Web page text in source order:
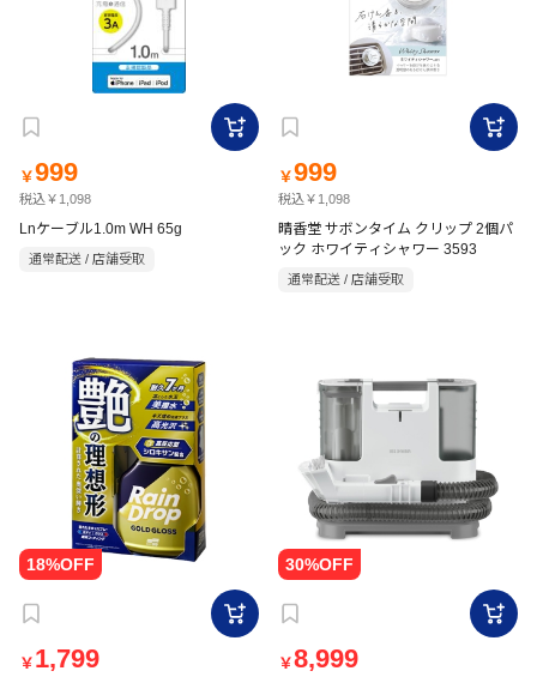
￥999
税込￥1,098
Lnケーブル1.0m WH 65g
通常配送 / 店舗受取
￥999
税込￥1,098
晴香堂 サボンタイム クリップ 2個パ
ック ホワイティシャワー 3593
通常配送 / 店舗受取
￥ 1,799 ￥8,999